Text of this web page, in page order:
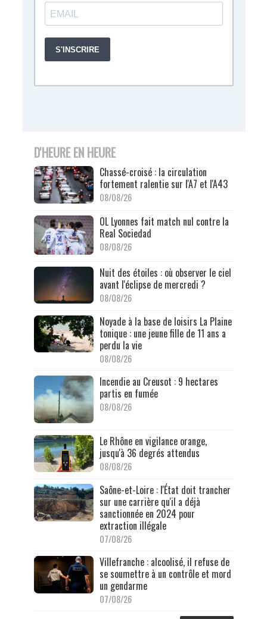
D'HEURE EN HEURE
Chassé-croisé : la circulation
fortement ralentie sur l'A7 et l'A43
08/08/26
OL Lyonnes fait match nul contre la
Real Sociedad
08/08/26
Nuit des étoiles : où observer le ciel
avant l'éclipse de mercredi ?
08/08/26
Noyade à la base de loisirs La Plaine
tonique : une jeune fille de 11 ans a
perdu la vie
08/08/26
Incendie au Creusot : 9 hectares
partis en fumée
08/08/26
Le Rhône en vigilance orange,
jusqu'à 36 degrés attendus
08/08/26
Saône-et-Loire : l'État doit trancher
sur une carrière qu'il a déjà
sanctionnée en 2024 pour
extraction illégale
07/08/26
Villefranche : alcoolisé, il refuse de
se soumettre à un contrôle et mord
un gendarme
07/08/26